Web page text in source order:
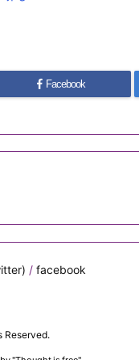
Facebook
/ facebook
Reserved.